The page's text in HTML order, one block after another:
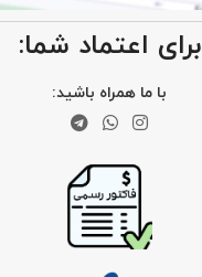
برای اعتماد شما:
با ما همراه باشید: